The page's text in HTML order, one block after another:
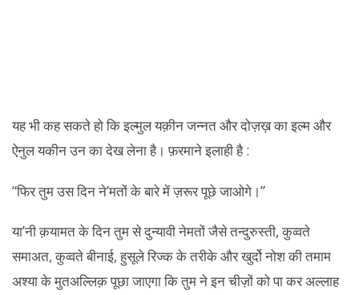
यह भी कह सकते हो कि इल्मुल यक़ीन जन्नत और दोज़ख़ का इल्म और
ऐनुल यकीन उन का देख लेना है। फ़रमाने इलाही है :
“फिर तुम उस दिन ने’मतों के बारे में ज़रूर पूछे जाओगे।”
या’नी क़यामत के दिन तुम से दुन्यावी नेमतों जैसे तन्दुरुस्ती, कुव्वते
समाअत, कुव्वते बीनाई, हुसूले रिज्क के तरीके और खुर्दो नोश की तमाम
अश्या के मुतअल्लिक़ पूछा जाएगा कि तुम ने इन चीज़ों को पा कर अल्लाह